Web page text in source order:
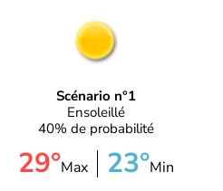
Scénario n°1
Ensoleillé
40% de probabilité
29°Max 23°Min